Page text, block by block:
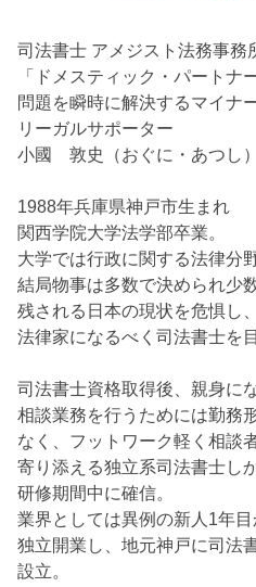
司法書士 アメジスト法務事務
「ドメスティック・パートナ
問題を瞬時に解決するマイナ
リーガルサポーター
小國 敦史（おぐに・あつし）
1988年兵庫県神戸市生まれ
関西学院大学法学部卒業。
大学では行政に関する法律分
結局物事は多数で決められ少
残される日本の現状を危惧し
法律家になるべく司法書士を
司法書士資格取得後、親身に
相談業務を行うためには勤務
なく、フットワーク軽く相談
寄り添える独立系司法書士し
研修期間中に確信。
業界としては異例の新人1年目
独立開業し、地元神戸に司法
設立。